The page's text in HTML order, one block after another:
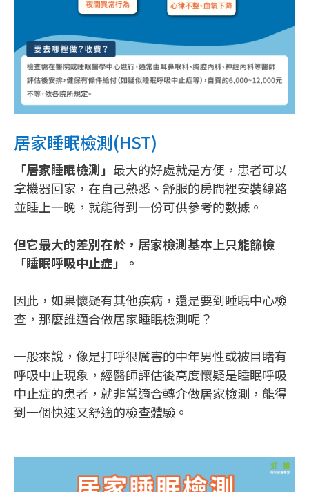
居家睡眠檢測(HST)
「居家睡眠檢測」 最大的好處就是方便，患者可以
拿機器回家，在自己熟悉、舒服的房間裡安裝線路
並睡上一晚，就能得到一份可供參考的數據。
但它最大的差別在於，居家檢測基本上只能篩檢
「睡眠呼吸中止症」。
因此，如果懷疑有其他疾病，還是要到睡眠中心檢
查，那麼誰適合做居家睡眠檢測呢？
一般來說，像是打呼很厲害的中年男性或被目睹有
呼吸中止現象，經醫師評估後高度懷疑是睡眠呼吸
中止症的患者，就非常適合轉介做居家檢測，能得
到一個快速又舒適的檢查體驗。